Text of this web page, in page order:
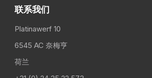
联系我们
Platinawerf 10
6545 AC 奈梅亨
荷兰